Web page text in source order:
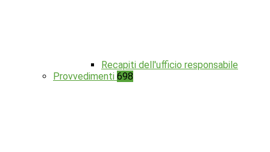
Recapiti dell'ufficio responsabile
Provvedimenti 698